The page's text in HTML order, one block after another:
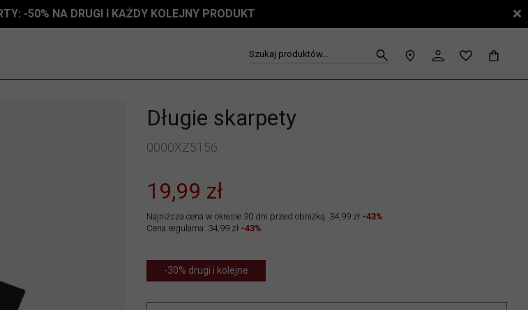
-50% NA DRUGI I KAŻDY KOLEJNY PRODUKT
Szukaj produktów...
Długie skarpety
0000XZ5156
19,99 zł
Najniższa cena w okresie 30 dni przed obniżką: 34,99 zł -43%
Cena regularna: 34,99 zł -43%
-30% drugi i kolejne